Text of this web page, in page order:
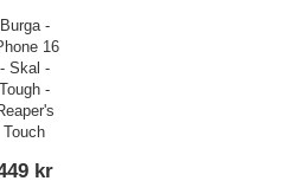
Burga -
16
- Skal -
Tough -
Touch
kr